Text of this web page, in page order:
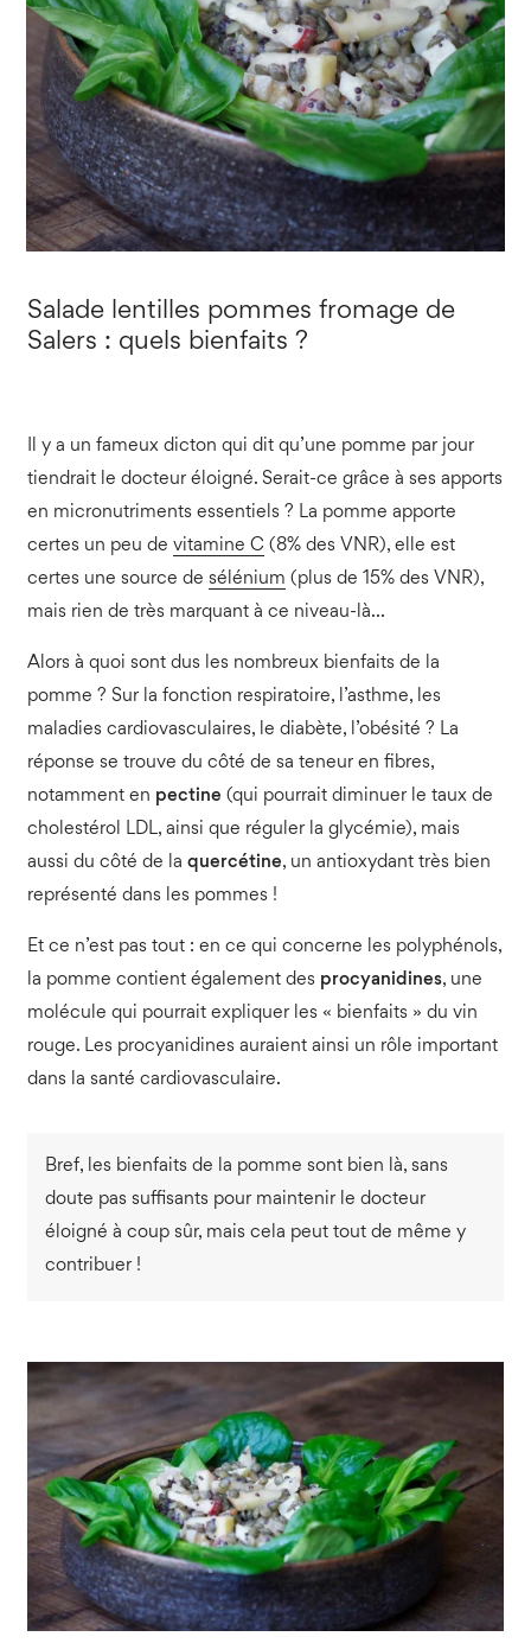
Salade lentilles pommes fromage de
Salers : quels bienfaits ?
Il y a un fameux dicton qui dit qu’une pomme par jour
tiendrait le docteur éloigné. Serait-ce grâce à ses apports
en micronutriments essentiels ? La pomme apporte
certes un peu de vitamine C (8% des VNR), elle est
certes une source de sélénium (plus de 15% des VNR),
mais rien de très marquant à ce niveau-là…
Alors à quoi sont dus les nombreux bienfaits de la
pomme ? Sur la fonction respiratoire, l’asthme, les
maladies cardiovasculaires, le diabète, l’obésité ? La
réponse se trouve du côté de sa teneur en fibres,
notamment en pectine (qui pourrait diminuer le taux de
cholestérol LDL, ainsi que réguler la glycémie), mais
aussi du côté de la quercétine, un antioxydant très bien
représenté dans les pommes !
Et ce n’est pas tout : en ce qui concerne les polyphénols,
la pomme contient également des procyanidines, une
molécule qui pourrait expliquer les « bienfaits » du vin
rouge. Les procyanidines auraient ainsi un rôle important
dans la santé cardiovasculaire.
Bref, les bienfaits de la pomme sont bien là, sans
doute pas suffisants pour maintenir le docteur
éloigné à coup sûr, mais cela peut tout de même y
contribuer !